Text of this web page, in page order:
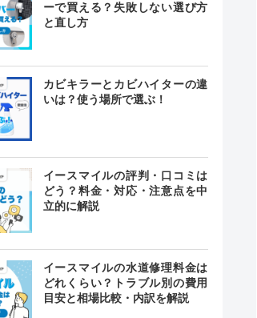
ーで買える？失敗しない選び方
と直し方
カビキラーとカビハイターの違
いは？使う場所で選ぶ！
イースマイルの評判・口コミは
どう？料金・対応・注意点を中
立的に解説
イースマイルの水道修理料金は
どれくらい？トラブル別の費用
目安と相場比較・内訳を解説